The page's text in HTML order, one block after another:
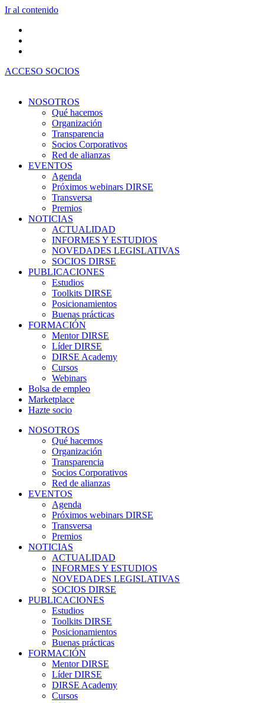
Ir al contenido
ACCESO SOCIOS
NOSOTROS
Qué hacemos
Organización
Transparencia
Socios Corporativos
Red de alianzas
EVENTOS
Agenda
Próximos webinars DIRSE
Transversa
Premios
NOTICIAS
ACTUALIDAD
INFORMES Y ESTUDIOS
NOVEDADES LEGISLATIVAS
SOCIOS DIRSE
PUBLICACIONES
Estudios
Toolkits DIRSE
Posicionamientos
Buenas prácticas
FORMACIÓN
Mentor DIRSE
Líder DIRSE
DIRSE Academy
Cursos
Webinars
Bolsa de empleo
Marketplace
Hazte socio
NOSOTROS
Qué hacemos
Organización
Transparencia
Socios Corporativos
Red de alianzas
EVENTOS
Agenda
Próximos webinars DIRSE
Transversa
Premios
NOTICIAS
ACTUALIDAD
INFORMES Y ESTUDIOS
NOVEDADES LEGISLATIVAS
SOCIOS DIRSE
PUBLICACIONES
Estudios
Toolkits DIRSE
Posicionamientos
Buenas prácticas
FORMACIÓN
Mentor DIRSE
Líder DIRSE
DIRSE Academy
Cursos